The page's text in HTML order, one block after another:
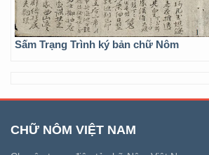
Sấm Trạng Trình ký bản chữ Nôm
CHỮ NÔM VIỆT NAM